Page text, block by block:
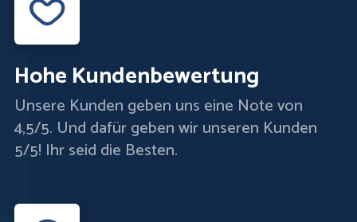
Hohe Kundenbewertung
Unsere Kunden geben uns eine Note von
4,5/5. Und dafür geben wir unseren Kunden
5/5! Ihr seid die Besten.